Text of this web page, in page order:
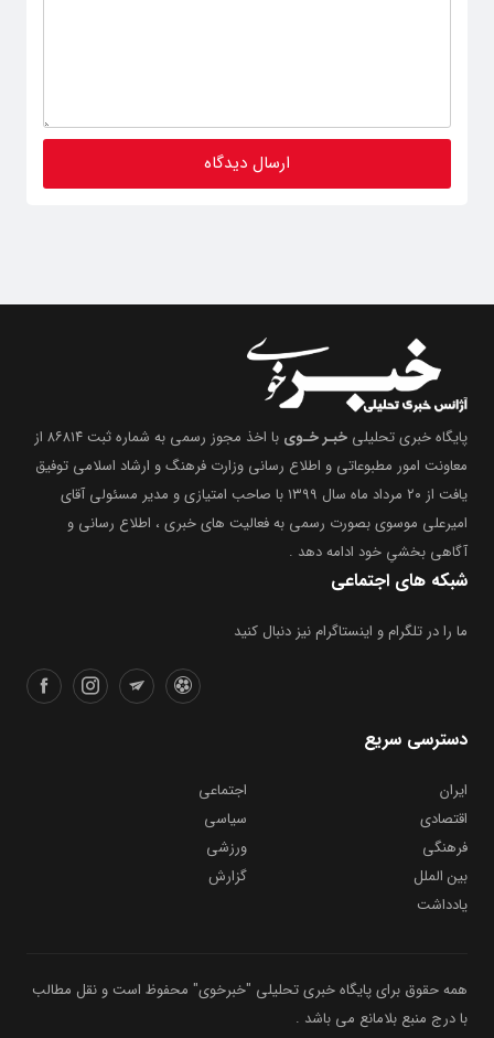
پایگاه خبری تحلیلیخبـر خـوی
معاونت امور مطبوعاتی و اطلاع رسانی وزارت فرهنگ و ارشاد اسلامی توفیق
یافت از ۲۰ مرداد ماه سال ۱۳۹۹ با صاحب امتیازی و مدیر مسئولی آقای
امیرعلی موسوی بصورت رسمی به فعالیت های خبری ، اطلاع رسانی و
آگاهی بخشیِ خود ادامه دهد .
شبکه های اجتماعی
اقتصادی
سیاسی
فرهنگی
ورزشی
بین الملل
گزارش
یادداشت
با درج منبع بلامانع می باشد .
طراحی سایت :راست چین